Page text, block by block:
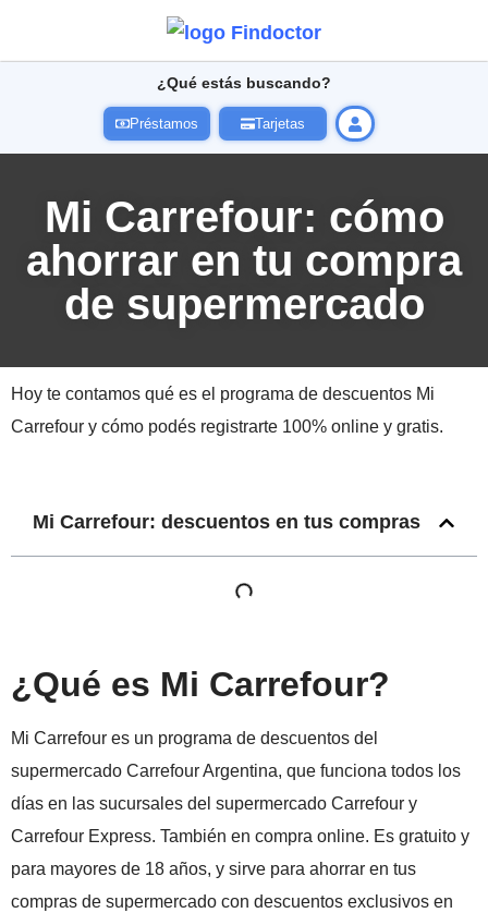
¿Qué estás buscando?
Préstamos Tarjetas
Mi Carrefour: cómo
ahorrar en tu compra
de supermercado
Hoy te contamos qué es el programa de descuentos Mi
Carrefour y cómo podés registrarte 100% online y gratis.
Mi Carrefour: descuentos en tus compras
¿Qué es Mi Carrefour?
Mi Carrefour es un programa de descuentos del
supermercado Carrefour Argentina, que funciona todos los
días en las sucursales del supermercado Carrefour y
Carrefour Express. También en compra online. Es gratuito y
para mayores de 18 años, y sirve para ahorrar en tus
compras de supermercado con descuentos exclusivos en